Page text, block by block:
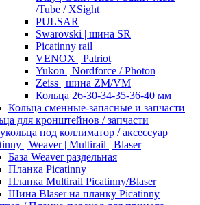
/Tube / XSight
PULSAR
Swarovski | шина SR
Picatinny rail
VENOX | Patriot
Yukon | Nordforce / Photon
Zeiss | шина ZM/VM
Кольца 26-30-34-35-36-40 мм
Кольца сменные-запасные и запчасти
для кронштейнов / запчасти
под коллиматор / аксессуар
| Weaver | Multirail | Blaser
База Weaver раздельная
Планка Picatinny
Планка Multirail Picatinny/Blaser
Шина Blaser на планку Picatinny